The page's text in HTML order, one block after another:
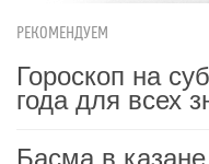
РЕКОМЕНДУЕМ
Гороскоп на
года для всех
Басма в